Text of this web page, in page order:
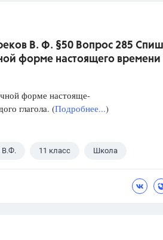
В. Ф. §50 Вопрос 285
форме настоящего времени
форме настояще-
глагола. (Подробнее...)
В.Ф. 11 класс Школа